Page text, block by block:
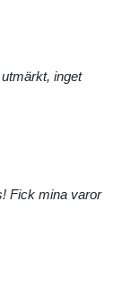
inget
Fick mina varor